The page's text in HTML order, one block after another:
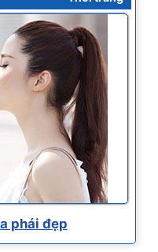
phái đẹp